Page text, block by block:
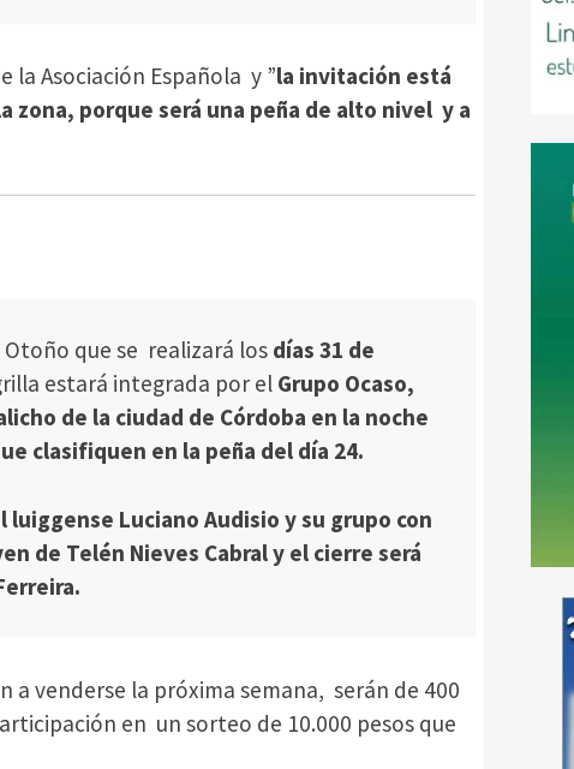
la Asociación Española y ”la invitación está
zona, porque será una peña de alto nivel y a
que se realizará los días 31 de
estará integrada por el Grupo Ocaso,
de la ciudad de Córdoba en la noche
clasifiquen en la peña del día 24.
Luciano Audisio y su grupo con
de Telén Nieves Cabral y el cierre será
a venderse la próxima semana, serán de 400
en un sorteo de 10.000 pesos que